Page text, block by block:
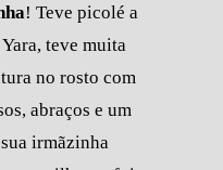
! Teve picolé a
teve muita
no rosto com
abraços e um
irmãzinha